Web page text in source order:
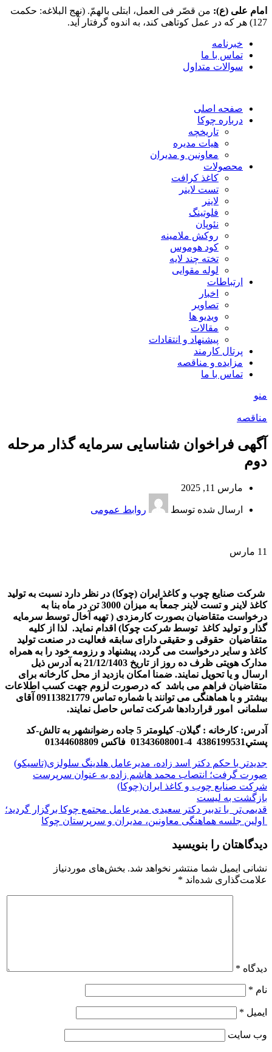
امام علی (ع): من قصّر فی العمل، ابتلی بالهمّ. (نهج البلاغه: حکمت
127) هر که در عمل کوتاهی کند، به اندوه گرفتار آید.
خبرنامه
تماس با ما
سوالات متداول
صفحه اصلی
درباره چوکا
تاریخچه
هیات مدیره
معاونین و مدیران
محصولات
کاغذ کرافت
تست لاینر
لاینر
فلوتینگ
نئوپان
روکش ملامینه
کود هوموس
تخته چند لایه
لوله مقوایی
ارتباطات
اخبار
تصاویر
ویدیو ها
مقالات
پیشنهاد و انتقادات
پرتال کارمند
مزایده و مناقصه
تماس با ما
منو
مناقصه
آگهی فراخوان شناسایی سرمایه گذار مرحله
دوم
مارس 11, 2025
ارسال شده توسط روابط عمومی
11 مارس
شركت صنايع چوب و كاغذ ايران (چوكا) در نظر دارد نسبت به تولید
کاغذ لاینر و تست لاینر جمعاً به میزان 3000 تن در ماه بنا به
درخواست متقاضیان بصورت کارمزدی ( تهیه آخال توسط سرمایه
گذار و تولید کاغذ توسط شرکت چوکا) اقدام نماید. لذا از کلیه
متقاضیان حقوقی و حقیقی دارای سابقه فعالیت در صنعت تولید
کاغذ و سایر درخواست می گردد، پیشنهاد و رزومه خود را به همراه
مدارک هویتی ظرف ده روز از تاریخ 21/12/1403 به آدرس ذیل
ارسال و یا تحویل نمایند. ضمنا امکان بازدید از محل کارخانه برای
متقاضیان فراهم می باشد که درصورت لزوم جهت كسب اطلاعات
بيشتر و با هماهنگی می توانند با شماره تماس 09113821779 آقای
سلمانی امور قراردادها شرکت تماس حاصل نمايند.
آدرس:
کارخانه : گیلان- کیلومتر 5 جاده رضوانشهر به تالش-كد
پستي4386199531 4-01343608001 فاكس 01344608809
جدیدتر با حکم دکتر اسد زاده، مدیرعامل هلدینگ سلولزی(تاسیکو)
صورت گرفت؛ انتصاب محمد هاشم زاده به عنوان سرپرست
شرکت صنایع چوب و کاغذ ایران(چوکا)
بازگشت به لیست
قدیمی‌تر
️ با تدبیر دکتر سعیدی مدیرعامل مجتمع چوکا برگزار گردید؛
اولین جلسه هماهنگی معاونین، مدیران و سرپرستان چوکا
دیدگاهتان را بنویسید
نشانی ایمیل شما منتشر نخواهد شد. بخش‌های موردنیاز
علامت‌گذاری شده‌اند *
دیدگاه *
نام *
ایمیل *
وب‌ سایت